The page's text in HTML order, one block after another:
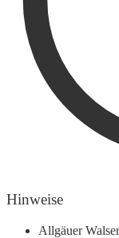
Hinweise
Allgäuer